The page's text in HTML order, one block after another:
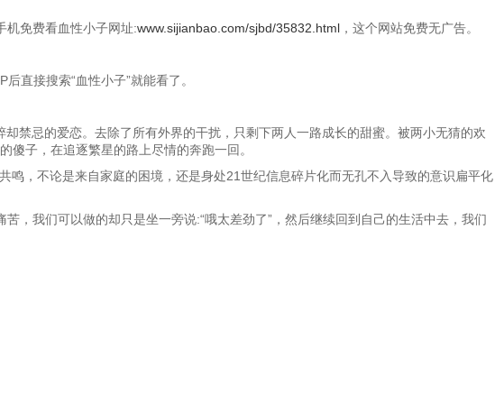
机免费看血性小子网址:www.sijianbao.com/sjbd/35832.html ，这个网站免费无广告。
后直接搜索“血性小子”就能看了。
禁忌的爱恋。去除了所有外界的干扰，只剩下两人一路成长的甜蜜。被两小无猜的欢
子，在追逐繁星的路上尽情的奔跑一回。
，不论是来自家庭的困境，还是身处21世纪信息碎片化而无孔不入导致的意识扁平化
，我们可以做的却只是坐一旁说:“哦太差劲了”，然后继续回到自己的生活中去，我们